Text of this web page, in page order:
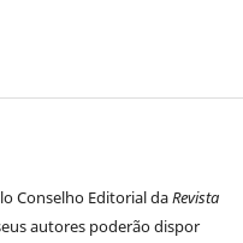
Conselho Editorial daRevista
autores poderão dispor